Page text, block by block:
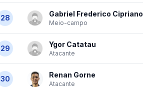
28 Gabriel Frederico Cipriano
Meio-campo
29 Ygor Catatau
Atacante
30 Renan Gorne
Atacante